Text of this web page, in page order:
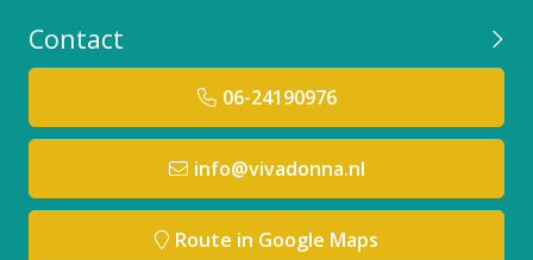
Contact
06-24190976
info@vivadonna.nl
Route in Google Maps